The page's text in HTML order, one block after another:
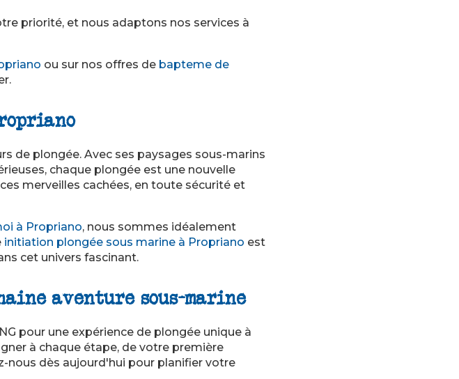
priorité, et nous adaptons nos services à
ou sur nos offres de bapteme de
de plongée. Avec ses paysages sous-marins
chaque plongée est une nouvelle
merveilles cachées, en toute sécurité et
à Propriano, nous sommes idéalement
initiation plongée sous marine à Propriano est
cet univers fascinant.
aventure sous-marine
pour une expérience de plongée unique à
à chaque étape, de votre première
nous dès aujourd'hui pour planifier votre